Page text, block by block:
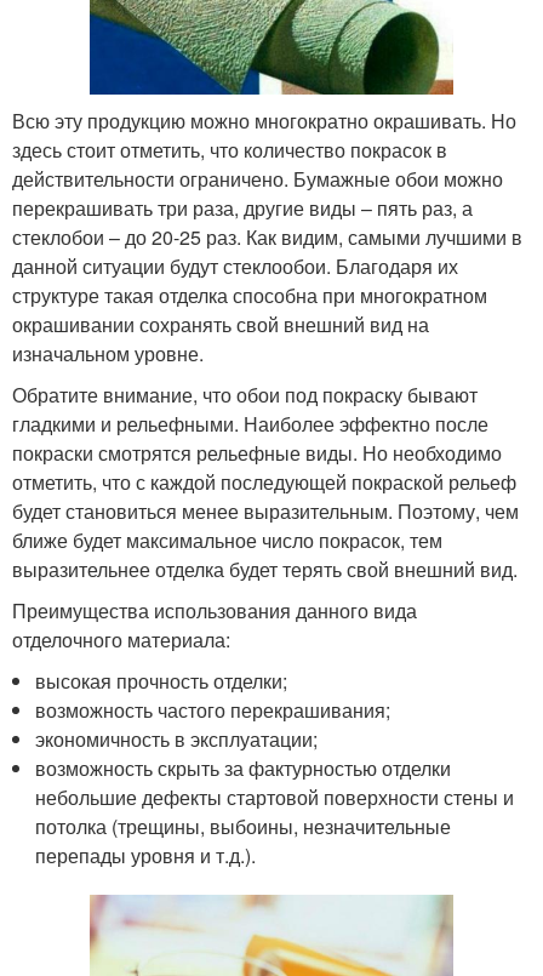
Всю эту продукцию можно многократно окрашивать. Но
здесь стоит отметить, что количество покрасок в
действительности ограничено. Бумажные обои можно
перекрашивать три раза, другие виды – пять раз, а
стеклобои – до 20-25 раз. Как видим, самыми лучшими в
данной ситуации будут стеклообои. Благодаря их
структуре такая отделка способна при многократном
окрашивании сохранять свой внешний вид на
изначальном уровне.
Обратите внимание, что обои под покраску бывают
гладкими и рельефными. Наиболее эффектно после
покраски смотрятся рельефные виды. Но необходимо
отметить, что с каждой последующей покраской рельеф
будет становиться менее выразительным. Поэтому, чем
ближе будет максимальное число покрасок, тем
выразительнее отделка будет терять свой внешний вид.
Преимущества использования данного вида
отделочного материала:
высокая прочность отделки;
возможность частого перекрашивания;
экономичность в эксплуатации;
возможность скрыть за фактурностью отделки
небольшие дефекты стартовой поверхности стены и
потолка (трещины, выбоины, незначительные
перепады уровня и т.д.).